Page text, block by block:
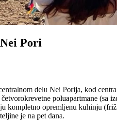
Pori
delu Nei Porija, kod
poluapartmane (sa
kompletno opremljenu kuhinju
je na pet dana.